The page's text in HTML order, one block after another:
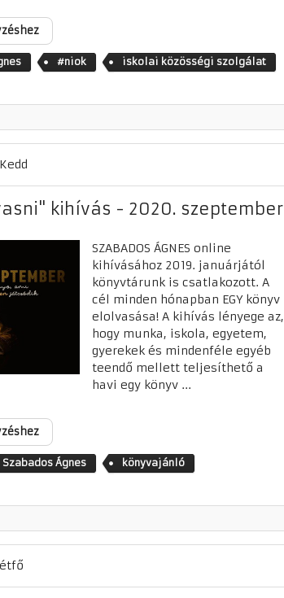
#niok iskolai közösségi szolgálat
kihívás - 2020. szeptember
SZABADOS ÁGNES online
kihívásához 2019. januárjától
könyvtárunk is csatlakozott. A
cél minden hónapban EGY könyv
elolvasása! A kihívás lényege az,
hogy munka, iskola, egyetem,
gyerekek és mindenféle egyéb
teendő mellett teljesíthető a
havi egy könyv ...
Szabados Ágnes könyvajánló